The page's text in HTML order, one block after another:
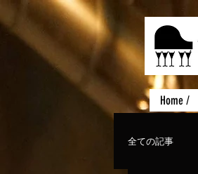
Home /
全ての記事